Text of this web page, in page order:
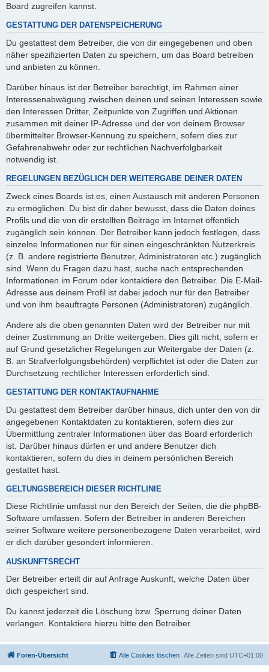
Board zugreifen kannst.
GESTATTUNG DER DATENSPEICHERUNG
Du gestattest dem Betreiber, die von dir eingegebenen und oben
näher spezifizierten Daten zu speichern, um das Board betreiben
und anbieten zu können.
Darüber hinaus ist der Betreiber berechtigt, im Rahmen einer
Interessenabwägung zwischen deinen und seinen Interessen sowie
den Interessen Dritter, Zeitpunkte von Zugriffen und Aktionen
zusammen mit deiner IP-Adresse und der von deinem Browser
übermittelter Browser-Kennung zu speichern, sofern dies zur
Gefahrenabwehr oder zur rechtlichen Nachverfolgbarkeit
notwendig ist.
REGELUNGEN BEZÜGLICH DER WEITERGABE DEINER DATEN
Zweck eines Boards ist es, einen Austausch mit anderen Personen
zu ermöglichen. Du bist dir daher bewusst, dass die Daten deines
Profils und die von dir erstellten Beiträge im Internet öffentlich
zugänglich sein können. Der Betreiber kann jedoch festlegen, dass
einzelne Informationen nur für einen eingeschränkten Nutzerkreis
(z. B. andere registrierte Benutzer, Administratoren etc.) zugänglich
sind. Wenn du Fragen dazu hast, suche nach entsprechenden
Informationen im Forum oder kontaktiere den Betreiber. Die E-Mail-
Adresse aus deinem Profil ist dabei jedoch nur für den Betreiber
und von ihm beauftragte Personen (Administratoren) zugänglich.
Andere als die oben genannten Daten wird der Betreiber nur mit
deiner Zustimmung an Dritte weitergeben. Dies gilt nicht, sofern er
auf Grund gesetzlicher Regelungen zur Weitergabe der Daten (z.
B. an Strafverfolgungsbehörden) verpflichtet ist oder die Daten zur
Durchsetzung rechtlicher Interessen erforderlich sind.
GESTATTUNG DER KONTAKTAUFNAHME
Du gestattest dem Betreiber darüber hinaus, dich unter den von dir
angegebenen Kontaktdaten zu kontaktieren, sofern dies zur
Übermittlung zentraler Informationen über das Board erforderlich
ist. Darüber hinaus dürfen er und andere Benutzer dich
kontaktieren, sofern du dies in deinem persönlichen Bereich
gestattet hast.
GELTUNGSBEREICH DIESER RICHTLINIE
Diese Richtlinie umfasst nur den Bereich der Seiten, die die phpBB-
Software umfassen. Sofern der Betreiber in anderen Bereichen
seiner Software weitere personenbezogene Daten verarbeitet, wird
er dich darüber gesondert informieren.
AUSKUNFTSRECHT
Der Betreiber erteilt dir auf Anfrage Auskunft, welche Daten über
dich gespeichert sind.
Du kannst jederzeit die Löschung bzw. Sperrung deiner Daten
verlangen. Kontaktiere hierzu bitte den Betreiber.
Foren-Übersicht Alle Zeiten sind UTC+01:00
Alle Cookies löschen